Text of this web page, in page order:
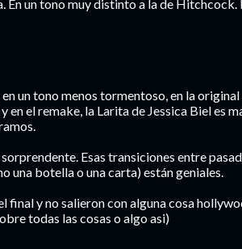
En un tono muy distinto a la de Hitchcock.
un tono menos tormentoso, en la
en el remake, la Larita de Jessica Biel es
Esas transiciones entre
una botella o una carta) están geniales.
final y no salieron con alguna cosa
todas las cosas o algo asi)